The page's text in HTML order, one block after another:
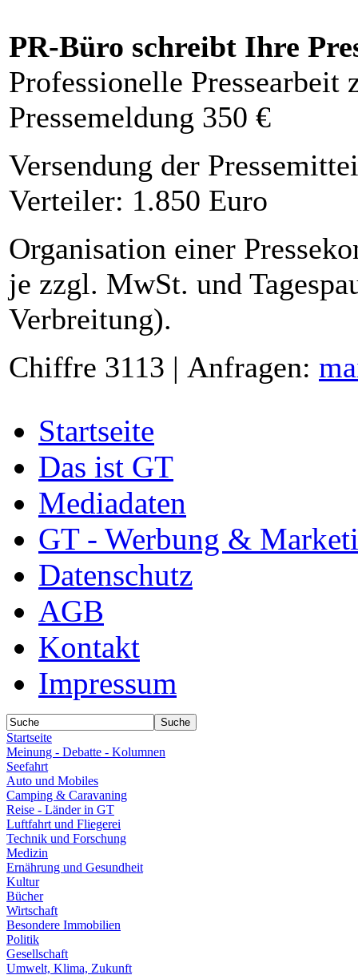
PR-Büro schreibt Ihre
Professionelle Pressearbeit
Pressemeldung 350 €
Versendung der
Verteiler: 1.850 Euro
Organisation einer
je zzgl. MwSt. und
Verbreitung).
Chiffre 3113 | Anfragen:
Startseite
Das ist GT
Mediadaten
GT - Werbung &
Datenschutz
AGB
Kontakt
Impressum
Startseite
Meinung - Debatte - Kolumnen
Seefahrt
Auto und Mobiles
Camping & Caravaning
Reise - Länder in GT
Luftfahrt und Fliegerei
Technik und Forschung
Medizin
Ernährung und Gesundheit
Kultur
Bücher
Wirtschaft
Besondere Immobilien
Politik
Gesellschaft
Umwelt, Klima, Zukunft